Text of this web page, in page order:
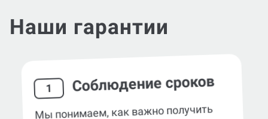
Наши гарантии
1 Соблюдение сроков
Мы понимаем, как важно получить